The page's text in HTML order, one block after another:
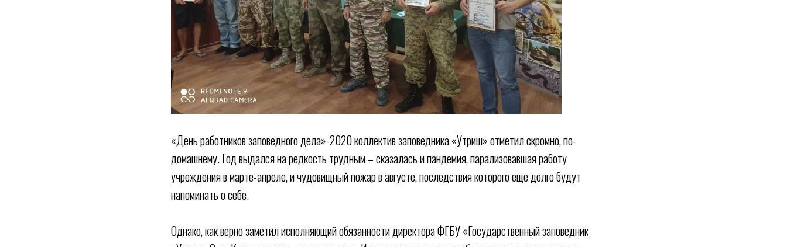
«День работников заповедного дела»-2020 коллектив заповедника «Утриш» отметил скромно, по-
домашнему. Год выдался на редкость трудным – сказалась и пандемия, парализовавшая работу
учреждения в марте-апреле, и чудовищный пожар в августе, последствия которого еще долго будут
напоминать о себе.
Однако, как верно заметил исполняющий обязанности директора ФГБУ «Государственный заповедник